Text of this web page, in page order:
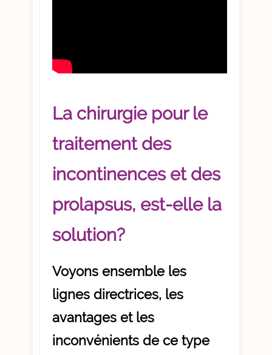
La chirurgie pour le
traitement des
incontinences et des
prolapsus, est-elle la
solution?
Voyons ensemble les
lignes directrices, les
avantages et les
inconvénients de ce type